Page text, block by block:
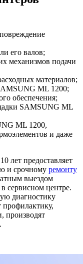
его валов;
механизмов подачи
материалов;
ML 1200;
обеспечения;
SAMSUNG ML
ML 1200,
и даже
предоставляет
и срочному ремонту
выездом
сервисном центре.
диагностику
профилактику,
производят